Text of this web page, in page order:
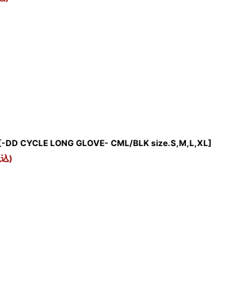
-DD CYCLE LONG GLOVE- CML/BLK size.S,M,L,XL]
)